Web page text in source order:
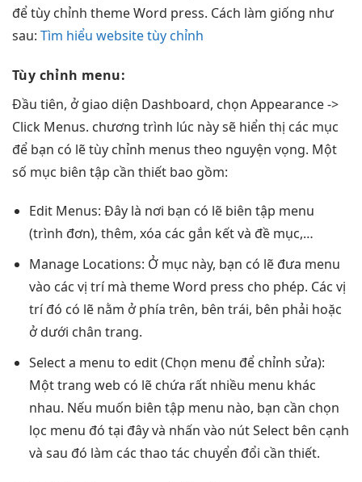
để tùy chỉnh theme Word press. Cách làm giống như
sau: Tìm hiểu website tùy chỉnh
Tùy chỉnh menu:
Đầu tiên, ở giao diện Dashboard, chọn Appearance ->
Click Menus. chương trình lúc này sẽ hiển thị các mục
để bạn có lẽ tùy chỉnh menus theo nguyện vọng. Một
số mục biên tập cần thiết bao gồm:
Edit Menus: Đây là nơi bạn có lẽ biên tập menu
(trình đơn), thêm, xóa các gắn kết và đề mục,…
Manage Locations: Ở mục này, bạn có lẽ đưa menu
vào các vị trí mà theme Word press cho phép. Các vị
trí đó có lẽ nằm ở phía trên, bên trái, bên phải hoặc
ở dưới chân trang.
Select a menu to edit (Chọn menu để chỉnh sửa):
Một trang web có lẽ chứa rất nhiều menu khác
nhau. Nếu muốn biên tập menu nào, bạn cần chọn
lọc menu đó tại đây và nhấn vào nút Select bên cạnh
và sau đó làm các thao tác chuyển đổi cần thiết.